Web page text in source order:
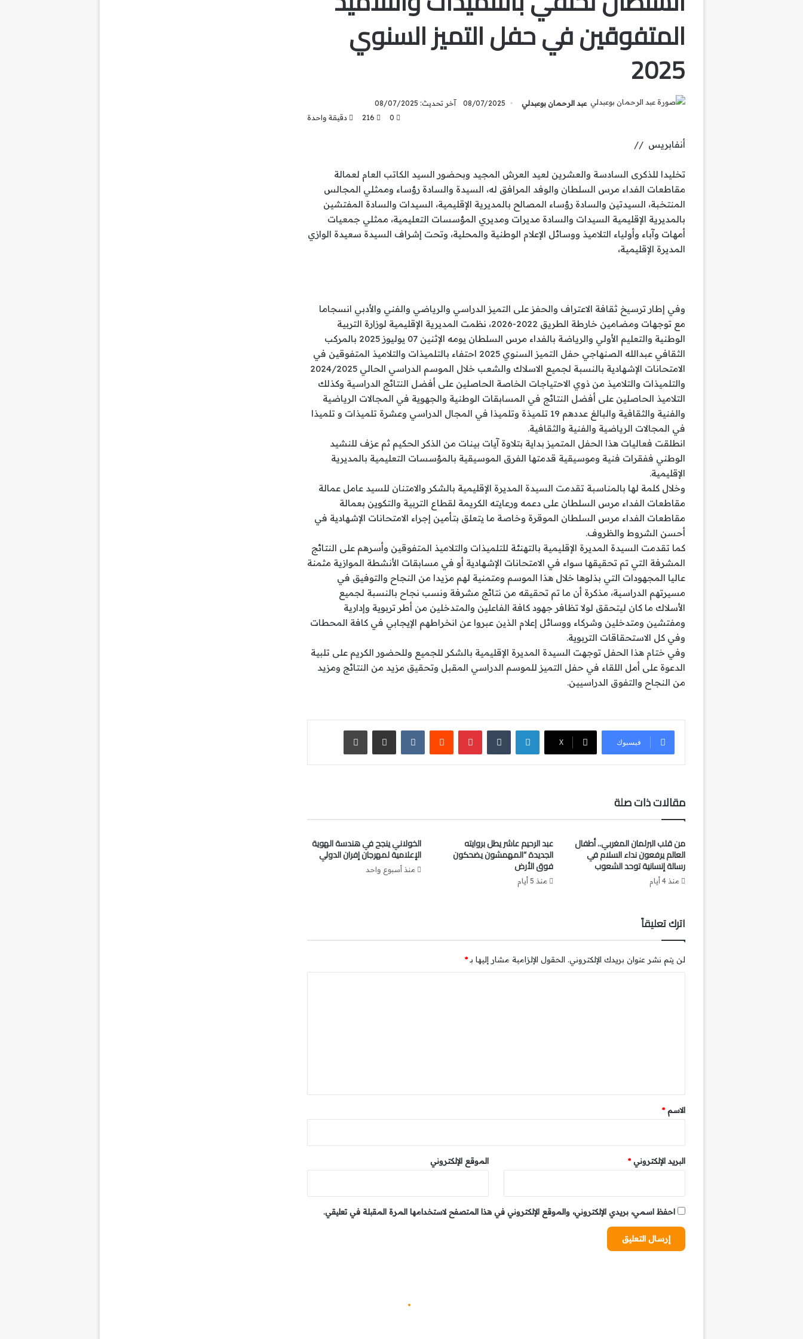
المتفوقين في حفل التميز السنوي
2025
عبد الرحمان بوعبدلي 08/07/2025
آخر تحديث: 08/07/2025
0
216 دقيقة واحدة
أنفابريس //
تخليدا للذكرى السادسة والعشرين لعيد العرش المجيد وبحضور السيد الكاتب العام لعمالة
مقاطعات الفداء مرس السلطان والوفد المرافق له، السيدة والسادة رؤساء وممثلي المجالس
المنتخبة، السيدتين والسادة رؤساء المصالح بالمديرية الإقليمية، السيدات والسادة المفتشين
بالمديرية الإقليمية السيدات والسادة مديرات ومديري المؤسسات التعليمية، ممثلي جمعيات
أمهات وآباء وأولياء التلاميذ ووسائل الإعلام الوطنية والمحلية، وتحت إشراف السيدة سعيدة الوازي
المديرة الإقليمية،
وفي إطار ترسيخ ثقافة الاعتراف والحفز على التميز الدراسي والرياضي والفني والأدبي انسجاما
مع توجهات ومضامين خارطة الطريق 2022-2026، نظمت المديرية الإقليمية لوزارة التربية
الوطنية والتعليم الأولي والرياضة بالفداء مرس السلطان يومه الإثنين 07 يوليوز 2025 بالمركب
الثقافي عبدالله الصنهاجي حفل التميز السنوي 2025 احتفاء بالتلميذات والتلاميذ المتفوقين في
الامتحانات الإشهادية بالنسبة لجميع الاسلاك والشعب خلال الموسم الدراسي الحالي 2024/2025
والتلميذات والتلاميذ من ذوي الاحتياجات الخاصة الحاصلين على أفضل النتائج الدراسية وكذلك
التلاميذ الحاصلين على أفضل النتائج في المسابقات الوطنية والجهوية في المجالات الرياضية
والفنية والثقافية والبالغ عددهم 19 تلميذة وتلميذا في المجال الدراسي وعشرة تلميذات و تلميذا
في المجالات الرياضية والفنية والثقافية.
انطلقت فعاليات هذا الحفل المتميز بداية بتلاوة آيات بينات من الذكر الحكيم ثم عزف للنشيد
الوطني ففقرات فنية وموسيقية قدمتها الفرق الموسيقية بالمؤسسات التعليمية بالمديرية
الإقليمية.
وخلال كلمة لها بالمناسبة تقدمت السيدة المديرة الإقليمية بالشكر والامتنان للسيد عامل عمالة
مقاطعات الفداء مرس السلطان على دعمه ورعايته الكريمة لقطاع التربية والتكوين بعمالة
مقاطعات الفداء مرس السلطان الموقرة وخاصة ما يتعلق بتأمين إجراء الامتحانات الإشهادية في
أحسن الشروط والظروف.
كما تقدمت السيدة المديرة الإقليمية بالتهنئة للتلميذات والتلاميذ المتفوقين وأسرهم على النتائج
المشرفة التي تم تحقيقها سواء في الامتحانات الإشهادية أو في مسابقات الأنشطة الموازية مثمنة
عاليا المجهودات التي بذلوها خلال هذا الموسم ومتمنية لهم مزيدا من النجاح والتوفيق في
مسيرتهم الدراسية، مذكرة أن ما تم تحقيقه من نتائج مشرفة ونسب نجاح بالنسبة لجميع
الأسلاك ما كان ليتحقق لولا تظافر جهود كافة الفاعلين والمتدخلين من أطر تربوية وإدارية
ومفتشين ومتدخلين وشركاء ووسائل إعلام الذين عبروا عن انخراطهم الإيجابي في كافة المحطات
وفي كل الاستحقاقات التربوية.
وفي ختام هذا الحفل توجهت السيدة المديرة الإقليمية بالشكر للجميع وللحضور الكريم على تلبية
الدعوة على أمل اللقاء في حفل التميز للموسم الدراسي المقبل وتحقيق مزيد من النتائج ومزيد
من النجاح والتفوق الدراسيين.
فيسبوك ‫X
لينكدإن بينتيريست
مقالات ذات صلة
من قلب البرلمان المغربي.. أطفال
العالم يرفعون نداء السلام في
رسالة إنسانية توحد الشعوب
منذ 4 أيام
عبد الرحيم عاشر يطل بروايته
الجديدة “المهمشون يضحكون
فوق الأرض
منذ 5 أيام
الخولاني ينجح في هندسة الهوية
الإعلامية لمهرجان إفران الدولي
منذ أسبوع واحد
اترك تعليقاً
لن يتم نشر عنوان بريدك الإلكتروني. الحقول الإلزامية مشار إليها بـ*
*
الاسم*
البريد الإلكتروني* الموقع الإلكتروني
احفظ اسمي، بريدي الإلكتروني، والموقع الإلكتروني في هذا المتصفح لاستخدامها المرة المقبلة في تعليقي.